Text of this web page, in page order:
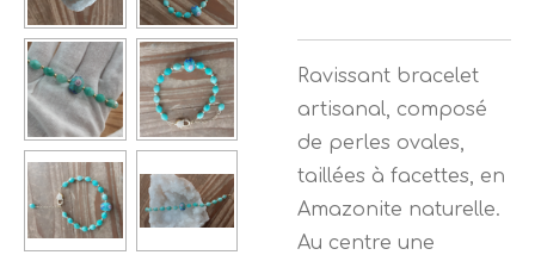
Ravissant bracelet
artisanal, composé
de perles ovales,
taillées à facettes, en
Amazonite naturelle.
Au centre une